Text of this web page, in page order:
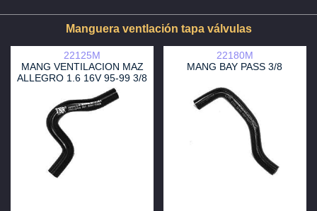
Manguera ventlación tapa válvulas
22125M
MANG VENTILACION MAZ
ALLEGRO 1.6 16V 95-99 3/8
OEM B59513742A
22180M
MANG BAY PASS 3/8